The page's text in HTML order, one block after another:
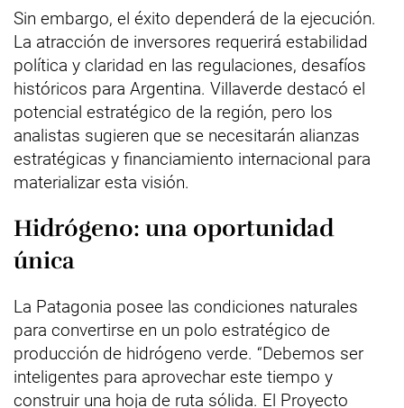
Sin embargo, el éxito dependerá de la ejecución.
La atracción de inversores requerirá estabilidad
política y claridad en las regulaciones, desafíos
históricos para Argentina. Villaverde destacó el
potencial estratégico de la región, pero los
analistas sugieren que se necesitarán alianzas
estratégicas y financiamiento internacional para
materializar esta visión.
Hidrógeno: una oportunidad
única
La Patagonia posee las condiciones naturales
para convertirse en un polo estratégico de
producción de hidrógeno verde. “Debemos ser
inteligentes para aprovechar este tiempo y
construir una hoja de ruta sólida. El Proyecto